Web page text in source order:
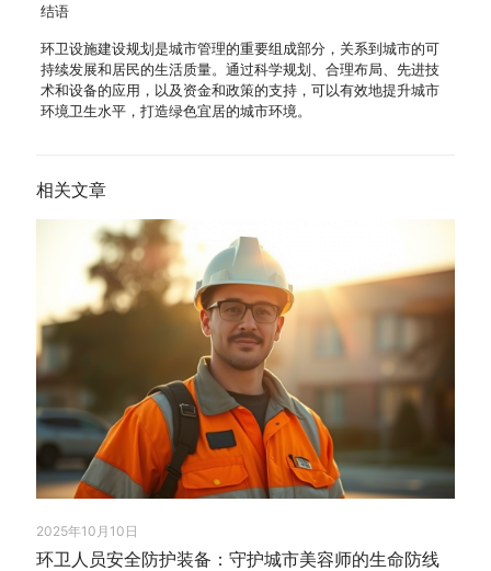
结语
环卫设施建设规划是城市管理的重要组成部分，关系到城市的可
持续发展和居民的生活质量。通过科学规划、合理布局、先进技
术和设备的应用，以及资金和政策的支持，可以有效地提升城市
环境卫生水平，打造绿色宜居的城市环境。
相关文章
2025年10月10日
环卫人员安全防护装备：守护城市美容师的生命防线